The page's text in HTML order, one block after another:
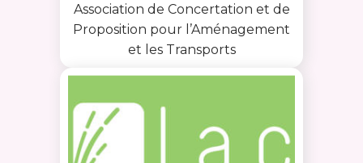
Association de Concertation et de
Proposition pour l’Aménagement
et les Transports